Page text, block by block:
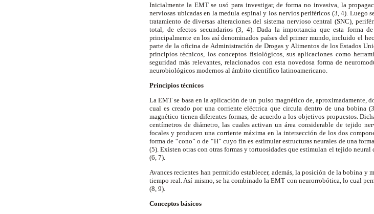
Inicialmente la EMT se usó para investigar, de forma no invasiva, la
nerviosas ubicadas en la medula espinal y los nervios periféricos (3, 4).
tratamiento de diversas alteraciones del sistema nervioso central (SNC),
total, de efectos secundarios (3, 4). Dada la importancia que esta forma
principalmente en los así denominados países del primer mundo, incluido el
parte de la oficina de Administración de Drogas y Alimentos de los Estados
principios técnicos, los conceptos fisiológicos, sus aplicaciones como
seguridad más relevantes, relacionados con esta novedosa forma de
neurobiológicos modernos al ámbito científico latinoamericano.
Principios técnicos
La EMT se basa en la aplicación de un pulso magnético de, aproximadamente,
cual es creado por una corriente eléctrica que circula dentro de una bobina
magnético tienen diferentes formas, de acuerdo a los objetivos propuestos.
centímetros de diámetro, las cuales activan un área considerable de tejido
focales y producen una corriente máxima en la intersección de los dos
forma de “cono” o de “H” cuyo fin es estimular estructuras neurales de una
(5). Existen otras con otras formas y tortuosidades que estimulan el tejido neural
(6, 7).
Avances recientes han permitido establecer, además, la posición de la bobina y
tiempo real. Así mismo, se ha combinado la EMT con neurorrobótica, lo cual
(8, 9).
Conceptos básicos